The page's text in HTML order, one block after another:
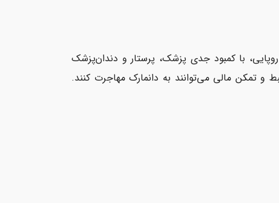
با کمبود جدی پزشک، پرستار و دندان‌پزشک
و تمکن مالی می‌توانند به دانمارک مهاجرت کنند.